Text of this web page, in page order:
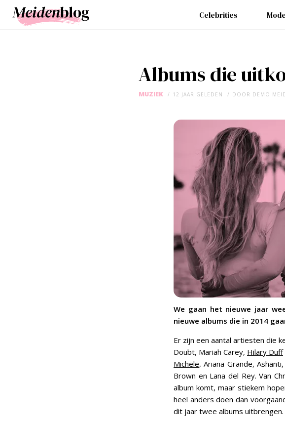
Celebrities
Albums die
MUZIEK 12 JAAR GELEDEN DOOR DEMO
We gaan het nieuwe jaar
nieuwe albums die in 2014
Er zijn een aantal artiesten die
Doubt, Mariah Carey, Hilary Duff
Michele, Ariana Grande,
Brown en Lana del Rey. Van
album komt, maar stiekem
heel anders doen dan
dit jaar twee albums uitbrengen.